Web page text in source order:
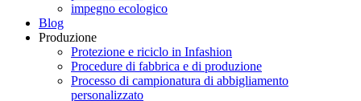
impegno ecologico
Blog
Produzione
Protezione e riciclo in Infashion
Procedure di fabbrica e di produzione
Processo di campionatura di abbigliamento
personalizzato